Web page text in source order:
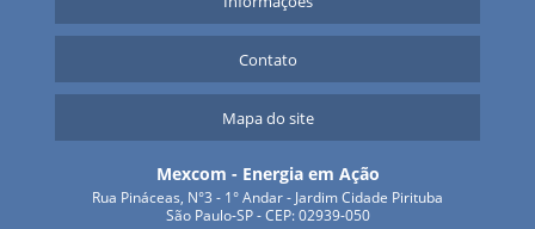
Contato
Mapa do site
Mexcom - Energia em Ação
Rua Pináceas, N°3 - 1° Andar - Jardim Cidade Pirituba
São Paulo-SP - CEP: 02939-050